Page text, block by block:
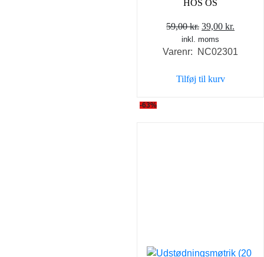
HOS OS
59,00kr. Den
oprindelige
pris
59,00 kr..
39,00 kr.
pris
inkl. moms
Varenr: NC02301
Tilføj til kurv
-63%